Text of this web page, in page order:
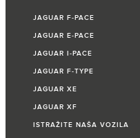
JAGUAR F‑PACE
JAGUAR E‑PACE
JAGUAR I‑PACE
JAGUAR F‑TYPE
JAGUAR XE
JAGUAR XF
ISTRAŽITE NAŠA VOZILA